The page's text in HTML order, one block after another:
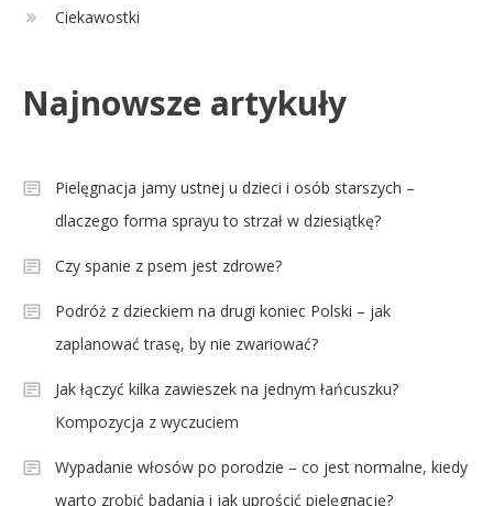
Ciekawostki
Najnowsze artykuły
Pielęgnacja jamy ustnej u dzieci i osób starszych –
dlaczego forma sprayu to strzał w dziesiątkę?
Czy spanie z psem jest zdrowe?
Podróż z dzieckiem na drugi koniec Polski – jak
zaplanować trasę, by nie zwariować?
Jak łączyć kilka zawieszek na jednym łańcuszku?
Kompozycja z wyczuciem
Wypadanie włosów po porodzie – co jest normalne, kiedy
warto zrobić badania i jak uprościć pielęgnację?